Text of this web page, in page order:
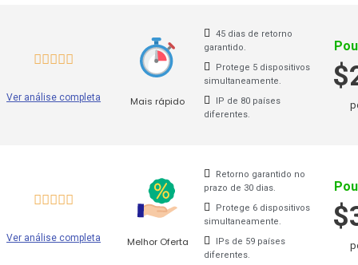
navegando com segurança.
de VPNs melhores em todo o mundo. É por isso que tomar
algumas das melhores VPNs para a AppleTV:
Ver análise completa Mais rápido
45 dias de retorno
garantido.
Protege 5 dispositivos
simultaneamente.
IP de 80 países
diferentes.
Ver análise completa Melhor Oferta
Retorno garantido no
prazo de 30 dias.
Protege 6 dispositivos
simultaneamente.
IPs de 59 países
diferentes.